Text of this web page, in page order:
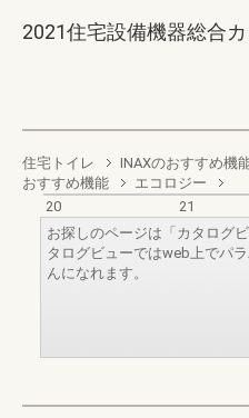
2021住宅設備機器総合
住宅トイレ INAXのおすすめ機
おすすめ機能
エコロジー
20
21
お探しのページは「カタログ
タログビューではweb上でパ
んになれます。